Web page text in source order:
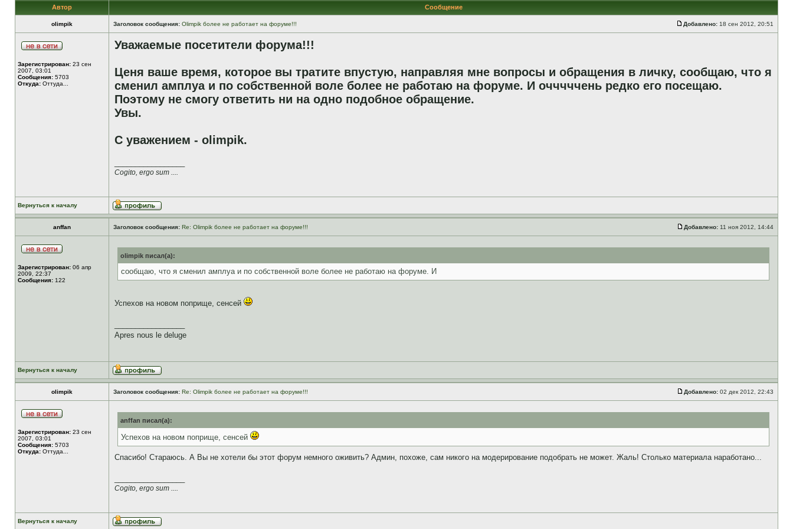
Автор Сообщение
olimpik Заголовок сообщения: Olimpik более не работает на форуме!!! Добавлено: 18 сен 2012, 20:51
Зарегистрирован: 23 сен
2007, 03:01
Сообщения: 5703
Откуда: Оттуда...
Уважаемые посетители форума!!!
Ценя ваше время, которое вы тратите впустую, направляя мне вопросы и обращения в личку, сообщаю, что я
сменил амплуа и по собственной воле более не работаю на форуме. И очччччень редко его посещаю.
Поэтому не смогу ответить ни на одно подобное обращение.
Увы.
С уважением - olimpik.
Cogito, ergo sum ....
Вернуться к началу
anffan Заголовок сообщения: Re: Olimpik более не работает на форуме!!! Добавлено: 11 ноя 2012, 14:44
Зарегистрирован: 06 апр
2009, 22:37
Сообщения: 122
olimpik писал(а):
сообщаю, что я сменил амплуа и по собственной воле более не работаю на форуме. И
Успехов на новом поприще, сенсей
Apres nous le deluge
Вернуться к началу
olimpik Заголовок сообщения: Re: Olimpik более не работает на форуме!!! Добавлено: 02 дек 2012, 22:43
Зарегистрирован: 23 сен
2007, 03:01
Сообщения: 5703
Откуда: Оттуда...
anffan писал(а):
Успехов на новом поприще, сенсей
Спасибо! Стараюсь. А Вы не хотели бы этот форум немного оживить? Админ, похоже, сам никого на модерирование подобрать не может. Жаль! Столько материала наработано...
Cogito, ergo sum ....
Вернуться к началу